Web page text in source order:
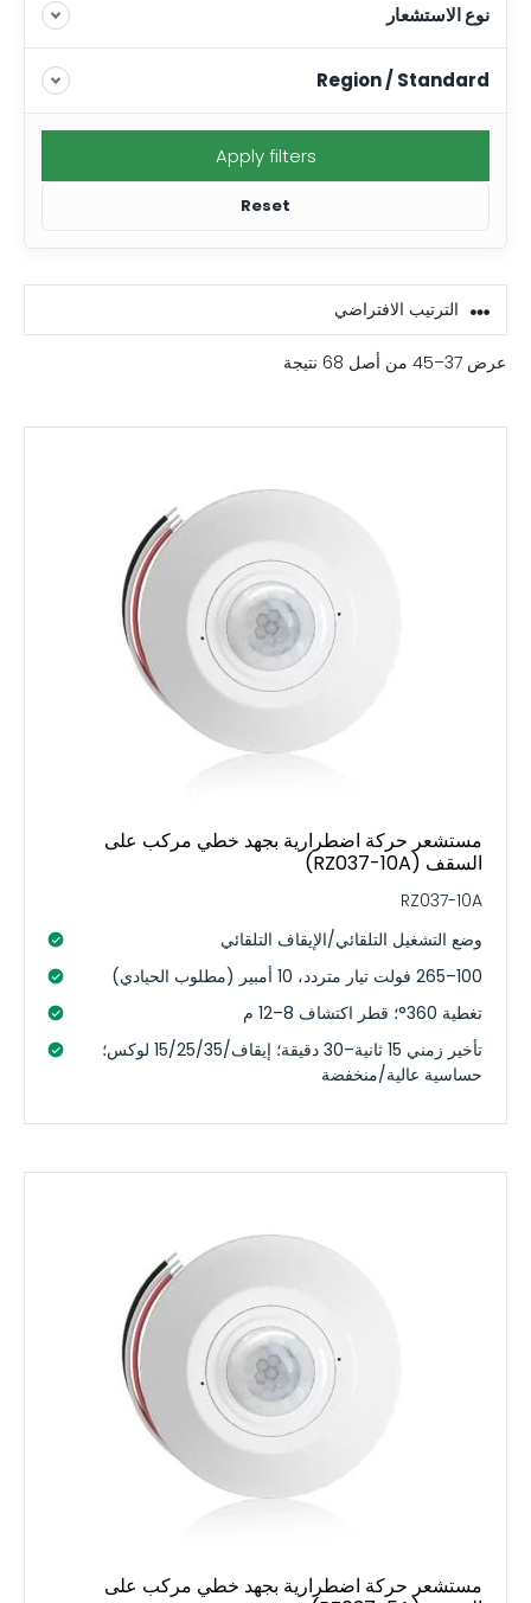
نوع الاستشعار
Region / Standard
Apply filters
Reset
عرض 37–45 من أصل 68 نتيجة
مستشعر حركة اضطرارية بجهد خطي مركب على
السقف (RZ037-10A)
RZ037-10A
وضع التشغيل التلقائي/الإيقاف التلقائي
100–265 فولت تيار متردد، 10 أمبير (مطلوب الحيادي)
تغطية 360°؛ قطر اكتشاف 8–12 م
تأخير زمني 15 ثانية–30 دقيقة؛ إيقاف/15/25/35 لوكس؛
حساسية عالية/منخفضة
مستشعر حركة اضطرارية بجهد خطي مركب على